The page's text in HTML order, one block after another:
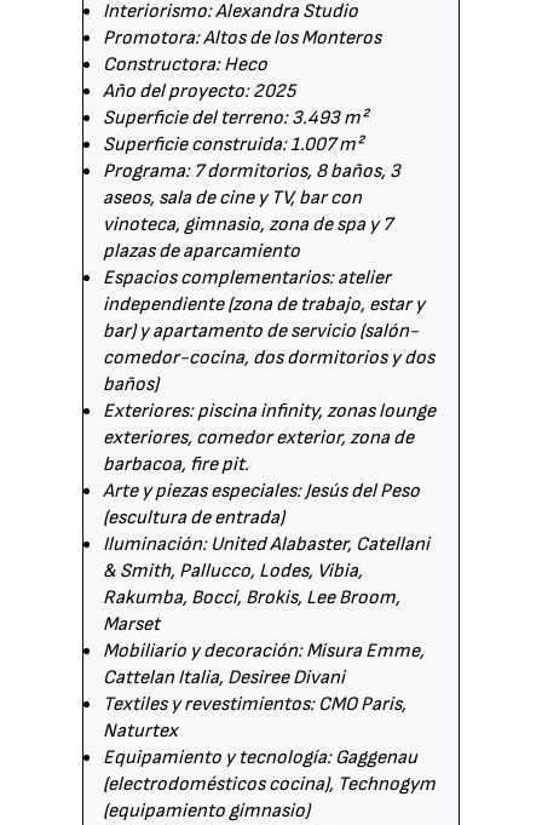
Interiorismo: Alexandra Studio
Promotora: Altos de los Monteros
Constructora: Heco
Año del proyecto: 2025
Superficie del terreno: 3.493 m²
Superficie construida: 1.007 m²
Programa: 7 dormitorios, 8 baños, 3
aseos, sala de cine y TV, bar con
vinoteca, gimnasio, zona de spa y 7
plazas de aparcamiento
Espacios complementarios: atelier
independiente (zona de trabajo, estar y
bar) y apartamento de servicio (salón-
comedor-cocina, dos dormitorios y dos
baños)
Exteriores: piscina infinity, zonas lounge
exteriores, comedor exterior, zona de
barbacoa, fire pit.
Arte y piezas especiales: Jesús del Peso
(escultura de entrada)
Iluminación: United Alabaster, Catellani
& Smith, Pallucco, Lodes, Vibia,
Rakumba, Bocci, Brokis, Lee Broom,
Marset
Mobiliario y decoración: Misura Emme,
Cattelan Italia, Desiree Divani
Textiles y revestimientos: CMO Paris,
Naturtex
Equipamiento y tecnología: Gaggenau
(electrodomésticos cocina), Technogym
(equipamiento gimnasio)